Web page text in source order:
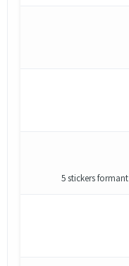
5 stickers